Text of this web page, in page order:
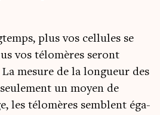
plus vos cel­lules se
vos télo­mères seront
mesure de la lon­gueur des
un moyen de
les télo­mères semblent éga­